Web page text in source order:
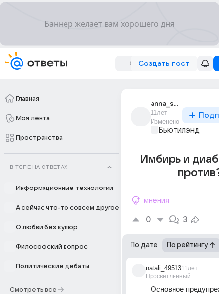
Создать пост
Главная
Моя лента
Пространства
В ТОПЕ НА ОТВЕТАХ
Информационные технологии
А сейчас что-то совсем другое
О любви без купюр
Философский вопрос
Политические дебаты
Смотреть все
anna_shkolyar
11лет
Изменено
Бьютилэнд
Имбирь и
мнения
0 3
По дате По рейтингу
natali_49513
Просветленный
11лет
Основное